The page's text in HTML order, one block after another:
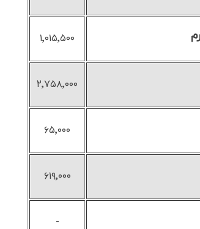
۱٬۰۱۵٬۵۰۰
۲٬۷۵۸٬۰۰۰
۶۵٬۰۰۰
۶۱۹٬۰۰۰
-